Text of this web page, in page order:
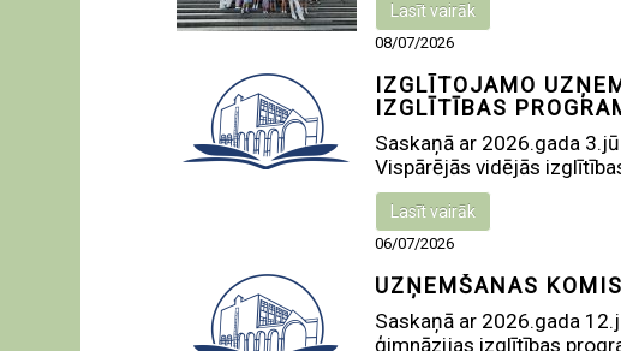
Lasīt vairāk
08/07/2026
IZGLĪTOJAMO
IZGLĪTĪBAS
Saskaņā ar 2026.gada
Vispārējās vidējās
Lasīt vairāk
06/07/2026
UZŅEMŠANAS
Saskaņā ar 2026.gada
ģimnāzijas izglītības